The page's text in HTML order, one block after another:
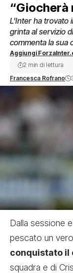
“Giocherà
L'Inter ha trovato
grinta al servizio
commenta la sua
Aggiungi
Francesca Rofrano
2 min di lettura
Dalla sessione
pescato un
conquistato il
squadra e di